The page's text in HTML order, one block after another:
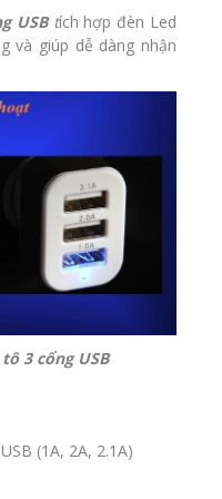
USBtích hợp đèn Led
và giúp dễ dàng nhận
3 cổng USB
(1A, 2A, 2.1A)